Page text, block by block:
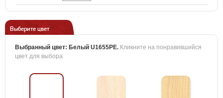
Выберите цвет
Выбранный цвет: Белый U1655PE. Кликните на понравившийся
цвет для выбора